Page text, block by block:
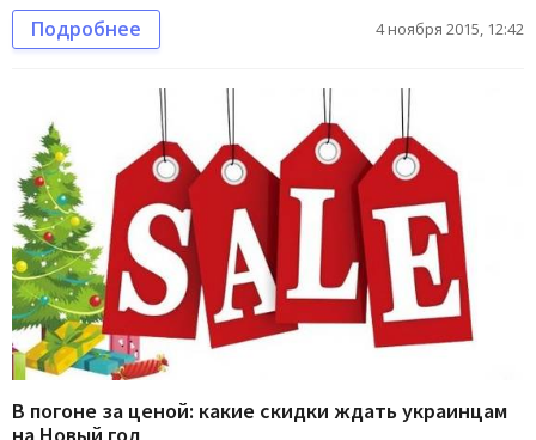
Подробнее 4 ноября 2015, 12:42
В погоне за ценой: какие скидки ждать украинцам